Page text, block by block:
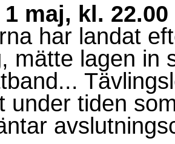
maj, kl. 22.00
har landat
mätte lagen in
under tiden